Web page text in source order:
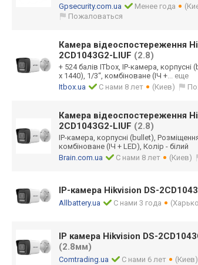
Gpsecurity.com.ua
Менее года
Пожаловаться
Камера відеоспостереження
2CD1043G2-LIUF (2.8)
+ 524 балів ITbox, IP-камера,
x 1440), 1/3“, комбіноване (ІЧ +... еще
Itbox.ua
С нами 8 лет (Киев)
Камера відеоспостереження
2CD1043G2-LIUF (2.8)
IP-камера, корпусні (bullet),
комбіноване (ІЧ + LED), Колір - білий
Brain.com.ua
С нами 8 лет (Киев)
IP-камера Hikvision DS-
Allbattery.ua С нами 3 года
IP камера Hikvision DS-
(2.8мм)
Comtrading.ua С нами 6 лет (Киев)